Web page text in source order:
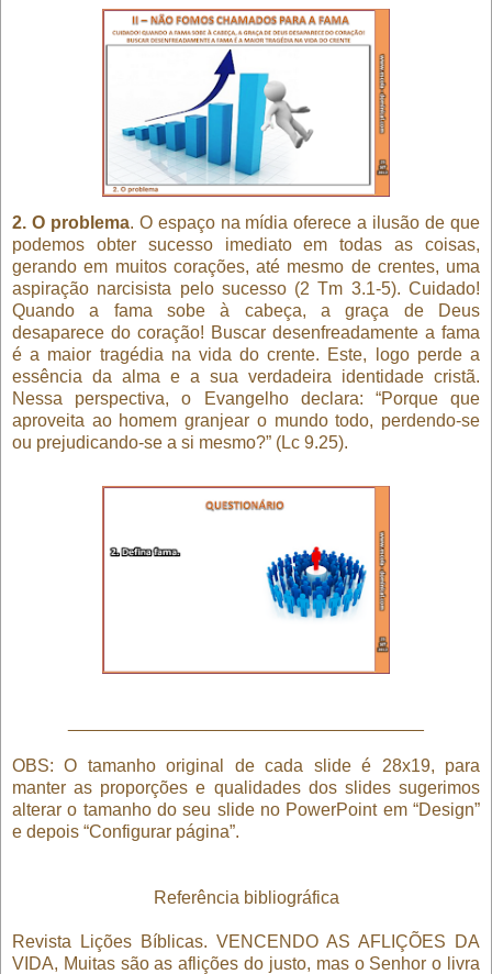
2. O problema. O espaço na mídia oferece a ilusão de que
podemos obter sucesso imediato em todas as coisas,
gerando em muitos corações, até mesmo de crentes, uma
aspiração narcisista pelo sucesso (2 Tm 3.1-5). Cuidado!
Quando a fama sobe à cabeça, a graça de Deus
desaparece do coração! Buscar desenfreadamente a fama
é a maior tragédia na vida do crente. Este, logo perde a
essência da alma e a sua verdadeira identidade cristã.
Nessa perspectiva, o Evangelho declara: “Porque que
aproveita ao homem granjear o mundo todo, perdendo-se
ou prejudicando-se a si mesmo?” (Lc 9.25).
OBS: O tamanho original de cada slide é 28x19, para
manter as proporções e qualidades dos slides sugerimos
alterar o tamanho do seu slide no PowerPoint em “Design”
e depois “Configurar página”.
Referência bibliográfica
Revista Lições Bíblicas. VENCENDO AS AFLIÇÕES DA
VIDA, Muitas são as aflições do justo, mas o Senhor o livra